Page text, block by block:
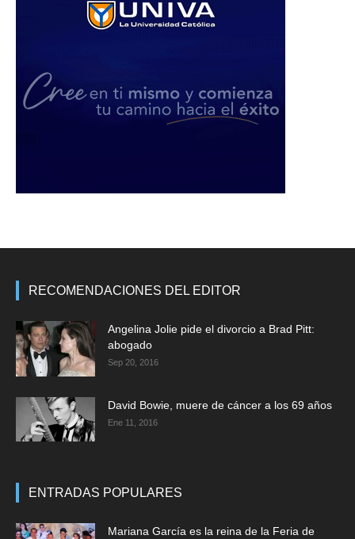
RECOMENDACIONES DEL EDITOR
Angelina Jolie pide el divorcio a Brad Pitt:
abogado
Sep 20, 2016
David Bowie, muere de cáncer a los 69 años
Ene 11, 2016
ENTRADAS POPULARES
Mariana García es la reina de la Feria de